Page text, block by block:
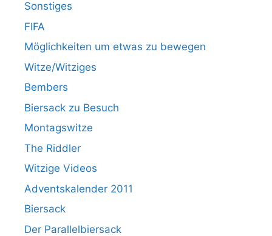
Sonstiges
FIFA
Möglichkeiten um etwas zu bewegen
Witze/Witziges
Bembers
Biersack zu Besuch
Montagswitze
The Riddler
Witzige Videos
Adventskalender 2011
Biersack
Der Parallelbiersack